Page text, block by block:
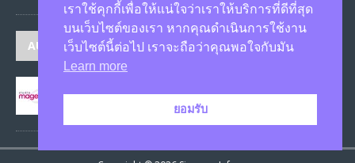
AUTHORS
published 1579 articles
เราใช้คุกกี้เพื่อให้แน่ใจว่าเราให้บริการที่ดีที่สุด
บนเว็บไซต์ของเรา หากคุณดำเนินการใช้งาน
เว็บไซต์นี้ต่อไป เราจะถือว่าคุณพอใจกับมัน
Learn more
ยอมรับ